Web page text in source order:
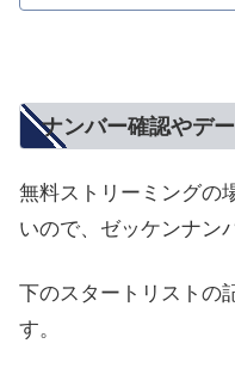
ナンバー確認やデ
無料ストリーミングの
いので、ゼッケンナン
下のスタートリストの
す。